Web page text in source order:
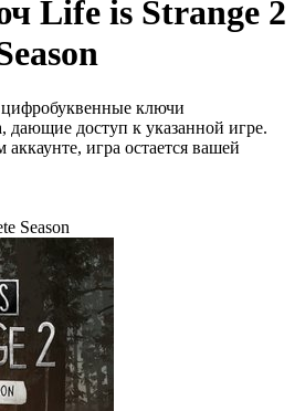
Life is Strange 2
ключи
дающие доступ к указанной игре.
игра остается вашей
Season